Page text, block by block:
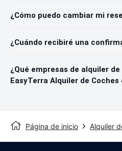
¿Cómo puedo cambiar mi
¿Cuándo recibiré una
¿Qué empresas de alquiler
EasyTerra Alquiler de
Página de inicio Alquiler